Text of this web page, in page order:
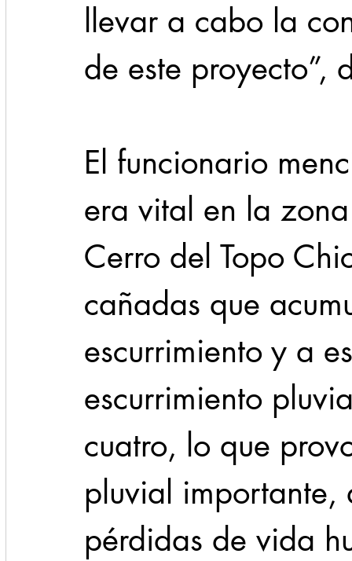
llevar a cabo la
de este proyecto”,
El funcionario
era vital en la
Cerro del Topo
cañadas que
escurrimiento y a
escurrimiento
cuatro, lo que
pluvial
pérdidas de vida